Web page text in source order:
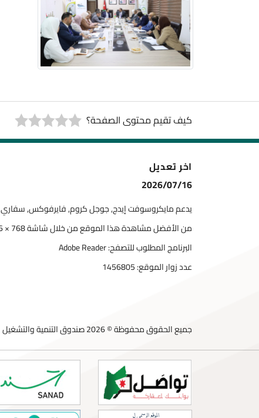
كيف تقيم محتوى الصفحة؟
اخر تعديل
2026/07/16
يدعم مايكروسوفت إيدج, جوجل كروم, فايرفوكس, سفاري
من الأفضل مشاهدة هذا الموقع من خلال شاشة 768 × 1366
البرنامج المطلوب للتصفح: Adobe Reader
عدد زوار الموقع:1456805
جميع الحقوق محفوظة © 2026 صندوق التنمية والتشغيل